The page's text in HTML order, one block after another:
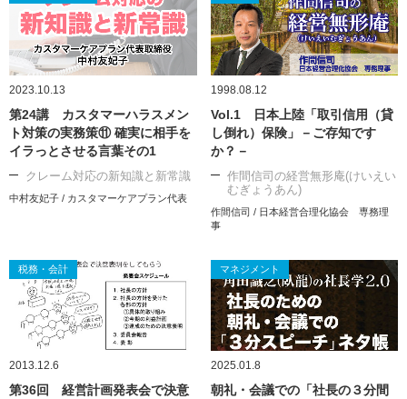
2023.10.13
第24講 カスタマーハラスメン
ト対策の実務策⑪ 確実に相手を
イラっとさせる言葉その1
クレーム対応の新知識と新常識
中村友妃子 / カスタマーケアプラン代表
1998.08.12
Vol.1 日本上陸「取引信用（貸
し倒れ）保険」－ご存知です
か？－
作間信司の経営無形庵(けいえい
むぎょうあん)
作間信司 / 日本経営合理化協会 専務理
事
税務・会計
2013.12.6
第36回 経営計画発表会で決意
マネジメント
2025.01.8
朝礼・会議での「社長の３分間